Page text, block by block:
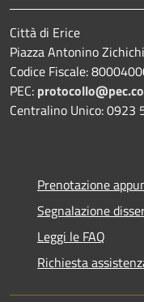
Città di Erice
Piazza Antonino
Codice Fiscale:
PEC:
Centralino Unico: 0923
Prenotazione
Segnalazione
Leggi le FAQ
Richiesta